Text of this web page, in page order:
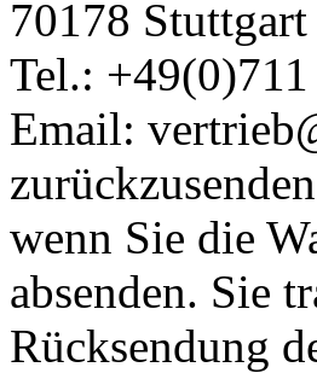
70178 Stuttgart
Tel.:
Email:
wenn Sie die
absenden. Sie
Rücksendung